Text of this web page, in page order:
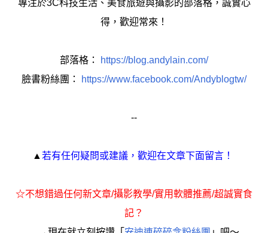
專注於3C科技生活、美食旅遊與攝影的部落格，誠實心
得，歡迎常來！
部落格：
https://blog.andylain.com/
臉書粉絲團：
https://www.facebook.com/Andyblogtw/
--
▲ 若有任何疑問或建議，歡迎在文章下面留言！
☆不想錯過任何新文章/攝影教學/實用軟體推薦/超誠實食
記 ？